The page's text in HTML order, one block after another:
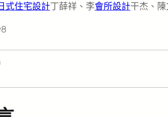
式住宅設計丁薛祥、李會所設計干杰、